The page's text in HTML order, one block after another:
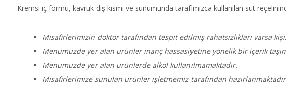
Kremsi iç formu, kavruk dış kısmı ve sunumunda tarafımızca kullanılan süt
Misafirlerimizin doktor tarafından tespit edilmiş rahatsızlıkları varsa
Menümüzde yer alan ürünler inanç hassasiyetine yönelik bir içerik
Menümüzde yer alan ürünlerde alkol kullanılmamaktadır.
Misafirlerimize sunulan ürünler işletmemiz tarafından